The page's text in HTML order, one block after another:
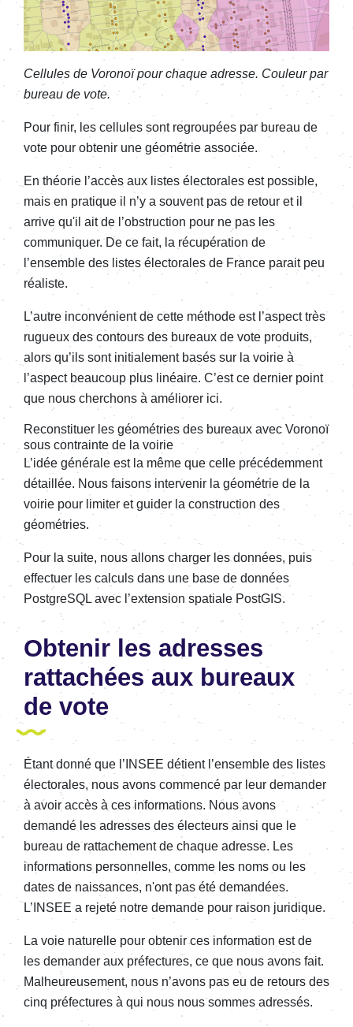
Cellules de Voronoï pour chaque adresse. Couleur par
bureau de vote.
Pour finir, les cellules sont regroupées par bureau de
vote pour obtenir une géométrie associée.
En théorie l’accès aux listes électorales est possible,
mais en pratique il n’y a souvent pas de retour et il
arrive qu'il ait de l’obstruction pour ne pas les
communiquer. De ce fait, la récupération de
l’ensemble des listes électorales de France parait peu
réaliste.
L’autre inconvénient de cette méthode est l’aspect très
rugueux des contours des bureaux de vote produits,
alors qu’ils sont initialement basés sur la voirie à
l’aspect beaucoup plus linéaire. C’est ce dernier point
que nous cherchons à améliorer ici.
Reconstituer les géométries des bureaux avec Voronoï
sous contrainte de la voirie
L’idée générale est la même que celle précédemment
détaillée. Nous faisons intervenir la géométrie de la
voirie pour limiter et guider la construction des
géométries.
Pour la suite, nous allons charger les données, puis
effectuer les calculs dans une base de données
PostgreSQL avec l’extension spatiale PostGIS.
Obtenir les adresses
rattachées aux bureaux
de vote
Étant donné que l’INSEE détient l’ensemble des listes
électorales, nous avons commencé par leur demander
à avoir accès à ces informations. Nous avons
demandé les adresses des électeurs ainsi que le
bureau de rattachement de chaque adresse. Les
informations personnelles, comme les noms ou les
dates de naissances, n'ont pas été demandées.
L’INSEE a rejeté notre demande pour raison juridique.
La voie naturelle pour obtenir ces information est de
les demander aux préfectures, ce que nous avons fait.
Malheureusement, nous n’avons pas eu de retours des
cinq préfectures à qui nous nous sommes adressés.